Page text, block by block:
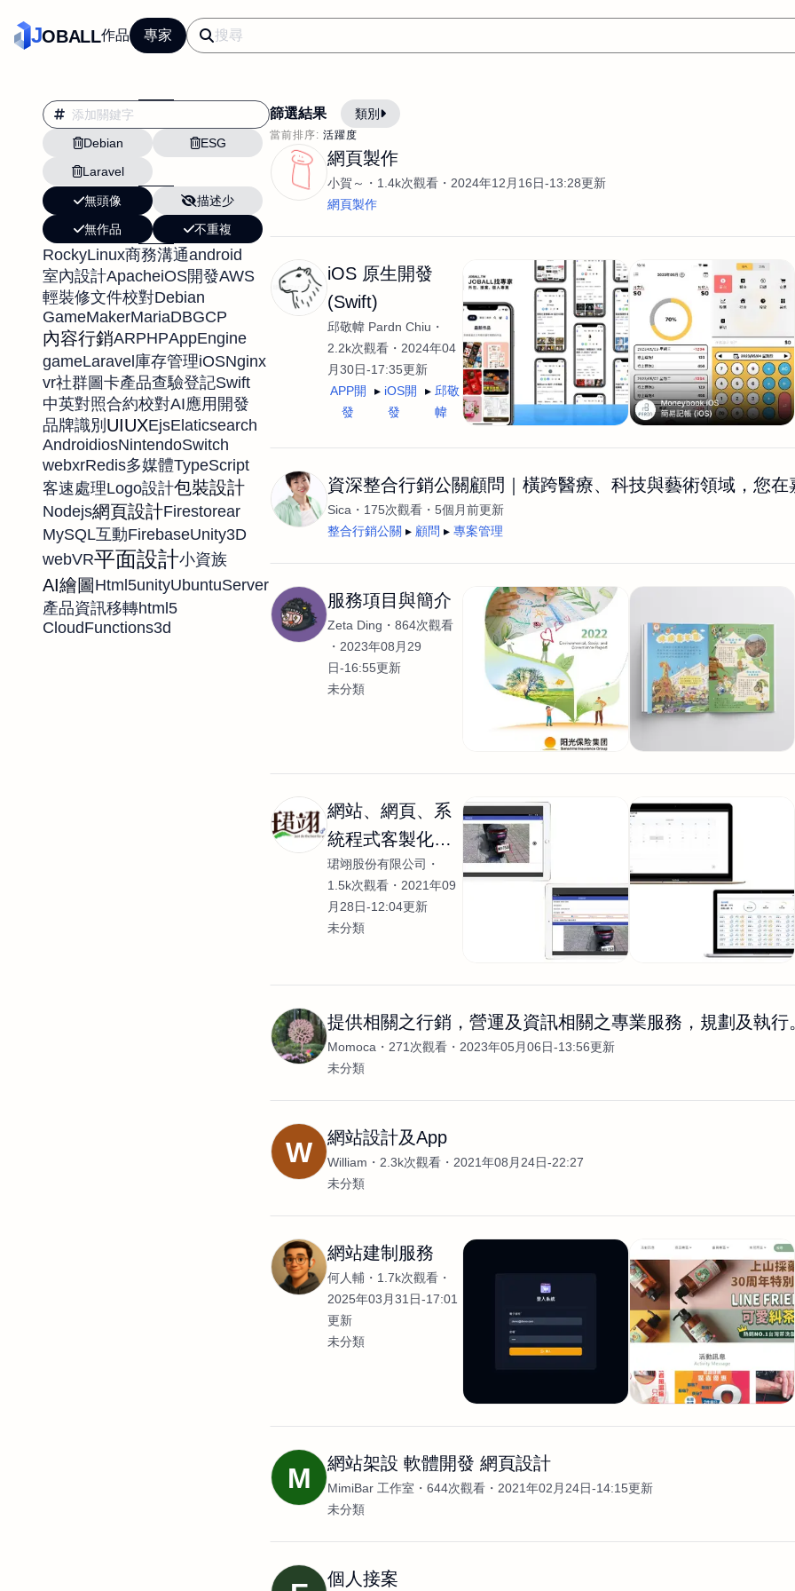
JOBALL作品 專家
Debian
ESG
Laravel
無頭像
描述少
無作品
不重複
RockyLinux商務溝通android
室內設計ApacheiOS開發AWS
輕裝修文件校對Debian
GameMakerMariaDBGCP
內容行銷ARPHPAppEngine
gameLaravel庫存管理iOSNginx
vr社群圖卡產品查驗登記Swift
中英對照合約校對AI應用開發
品牌識別 UIUXEjsElaticsearch
AndroidiosNintendoSwitch
webxrRedis多媒體TypeScript
客速處理Logo設計包裝設計
Nodejs網頁設計Firestorear
MySQL互動FirebaseUnity3D
webVR平面設計小資族
AI繪圖 Html5unityUbuntuServer
產品資訊移轉html5
CloudFunctions3d
篩選結果 類別
當前排序: 活躍度
翻譯
影片剪輯
平面設計 平面設計師 AI影片製作
設計插畫
pt副業
文案撰寫翻譯虛擬助手
視覺設計 自我介紹
設計建
DM傳單海報平面設計
電商自媒體平面設計 長篇文案短 影片製作
長篇文案
插畫設計
龔之聲 品牌設計 工程製圖
影像製作剪輯調色
戶外vlog 產品設計 遊戲開發 網站架設
網頁製作
小賀～ 1.4k次觀看
2024年12月16日-13:28更新
網頁製作
iOS 原生開發
(Swift)
邱敬幃 Pardn Chiu
2.2k次觀看
2024年04
月30日-17:35更新
APP開
發
iOS開
發
邱敬
幃
資深整合行銷公關顧問｜橫跨醫療、科技與藝術領域，您
Sica 175次觀看
5個月前更新
整合行銷公關
顧問 專案管理
服務項目與簡介
Zeta Ding
864次觀看
2023年08月29
日-16:55更新
未分類
網站、網頁、系
統程式客製化開
發
珺翊股份有限公司
1.5k次觀看
2021年09
月28日-12:04更新
未分類
提供相關之行銷，營運及資訊相關之專業服務，規劃及執行
Momoca 271次觀看
2023年05月06日-13:56更新
未分類
W 網站設計及App
William 2.3k次觀看
2021年08月24日-22:27
未分類
網站建制服務
何人輔
1.7k次觀看
2025年03月31日-17:01
更新
未分類
M 網站架設 軟體開發 網頁設計
MimiBar 工作室 644次觀看
2021年02月24日-14:15更新
未分類
個人接案